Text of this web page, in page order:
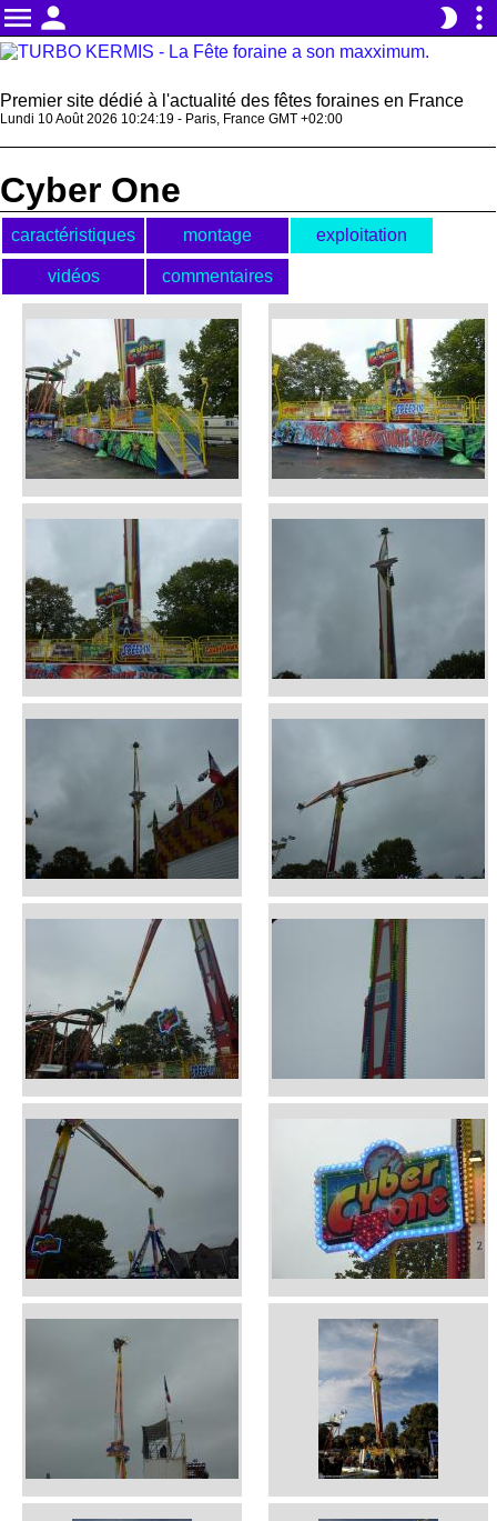
menu person brightness_2 more_vert
Premier site dédié à l'actualité des fêtes foraines en France
Lundi 10 Août 2026 10:24:20 - Paris, France GMT +02:00
Cyber One
caractéristiques montage exploitation
vidéos commentaires